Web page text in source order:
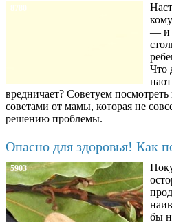
8780
— и
Что
вредничает? Советуем
советами от мамы, которая не
решению проблемы.
Опасно для здоровья! Как
5903
бы